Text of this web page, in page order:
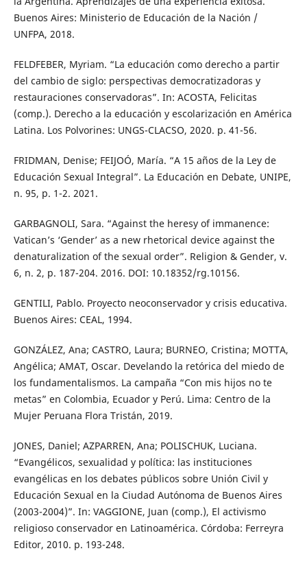
Buenos Aires: Ministerio de Educación de la Nación /
UNFPA, 2018.
FELDFEBER, Myriam. “La educación como derecho a partir
del cambio de siglo: perspectivas democratizadoras y
restauraciones conservadoras”. In: ACOSTA, Felicitas
(comp.). Derecho a la educación y escolarización en América
Latina. Los Polvorines: UNGS-CLACSO, 2020. p. 41-56.
FRIDMAN, Denise; FEIJOÓ, María. “A 15 años de la Ley de
Educación Sexual Integral”. La Educación en Debate, UNIPE,
n. 95, p. 1-2. 2021.
GARBAGNOLI, Sara. “Against the heresy of immanence:
Vatican’s ‘Gender’ as a new rhetorical device against the
denaturalization of the sexual order”. Religion & Gender, v.
6, n. 2, p. 187-204. 2016. DOI: 10.18352/rg.10156.
GENTILI, Pablo. Proyecto neoconservador y crisis educativa.
Buenos Aires: CEAL, 1994.
GONZÁLEZ, Ana; CASTRO, Laura; BURNEO, Cristina; MOTTA,
Angélica; AMAT, Oscar. Develando la retórica del miedo de
los fundamentalismos. La campaña “Con mis hijos no te
metas” en Colombia, Ecuador y Perú. Lima: Centro de la
Mujer Peruana Flora Tristán, 2019.
JONES, Daniel; AZPARREN, Ana; POLISCHUK, Luciana.
“Evangélicos, sexualidad y política: las instituciones
evangélicas en los debates públicos sobre Unión Civil y
Educación Sexual en la Ciudad Autónoma de Buenos Aires
(2003-2004)”. In: VAGGIONE, Juan (comp.), El activismo
religioso conservador en Latinoamérica. Córdoba: Ferreyra
Editor, 2010. p. 193-248.